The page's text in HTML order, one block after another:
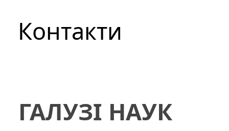
Контакти
ГАЛУЗІ НАУК